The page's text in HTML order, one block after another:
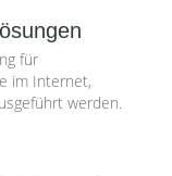
für
im Internet,
werden.